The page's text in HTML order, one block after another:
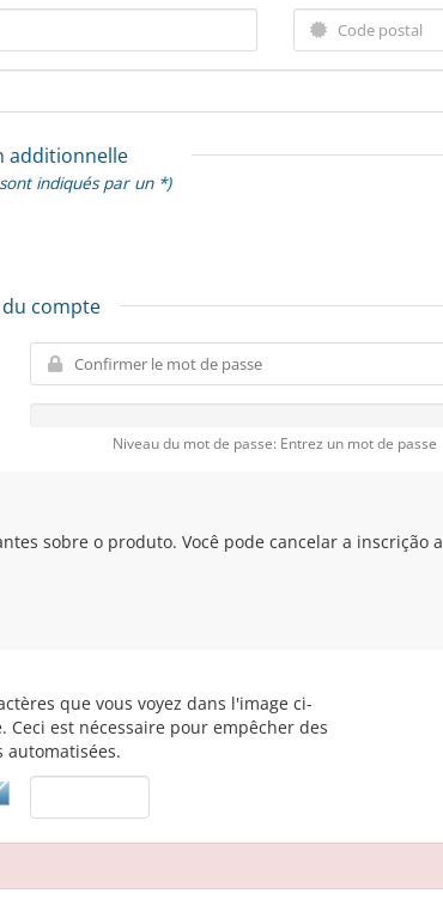
additionnelle
indiqués par un *)
compte
Niveau du mot de passe: Entrez un mot de passe
sobre o produto. Você pode cancelar a inscrição a
que vous voyez dans l'image ci-
est nécessaire pour empêcher des
automatisées.